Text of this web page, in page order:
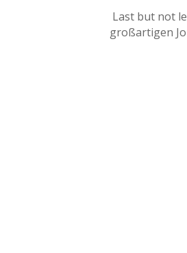
Last but not
großartigen